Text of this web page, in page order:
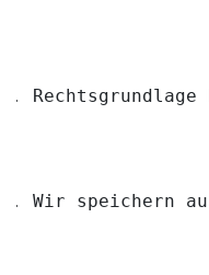
Wir speichern